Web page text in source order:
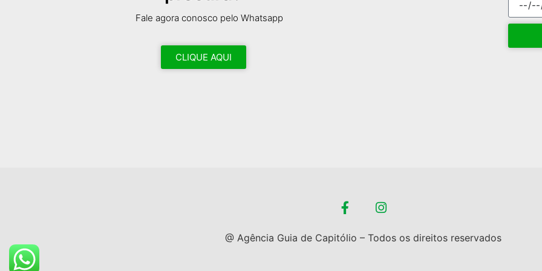
Fale agora conosco pelo Whatsapp
CLIQUE AQUI
@ Agência Guia de Capitólio – Todos os direitos reservados